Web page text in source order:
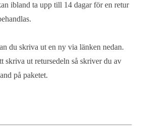
ibland ta upp till 14 dagar för en retur
du skriva ut en ny via länken nedan.
skriva ut retursedeln så skriver du av
på paketet.